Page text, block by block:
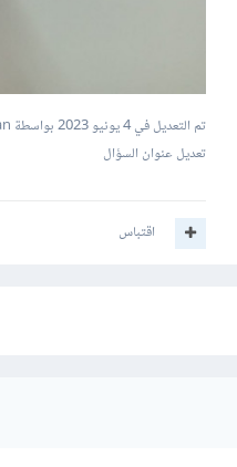
تم التعديل في4 يونيو 2023
بواسطة Mustafa Suleiman
تعديل عنوان السؤال
اقتباس